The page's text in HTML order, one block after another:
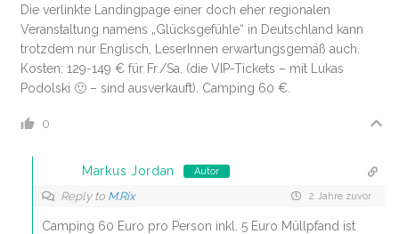
Die verlinkte Landingpage einer doch eher regionalen
Veranstaltung namens „Glücksgefühle“ in Deutschland kann
trotzdem nur Englisch, LeserInnen erwartungsgemäß auch.
Kosten: 129-149 € für Fr./Sa. (die VIP-Tickets – mit Lukas
Podolski 🙂 – sind ausverkauft). Camping 60 €.
0
Markus Jordan Autor
Reply to M.Rix 2 Jahre zuvor
Camping 60 Euro pro Person inkl. 5 Euro Müllpfand ist